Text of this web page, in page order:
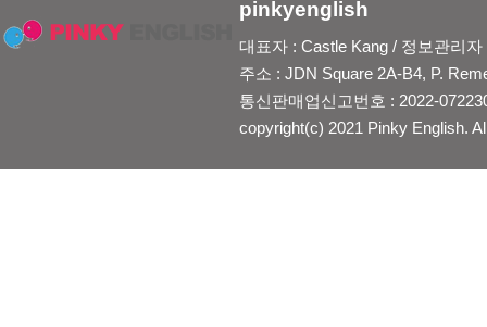
pinkyenglish
대표자 : Castle Kang / 정보관리
주소 : JDN Square 2A-B4, P.
통신판매업신고번호 : 2022-
copyright(c) 2021 Pinky English.